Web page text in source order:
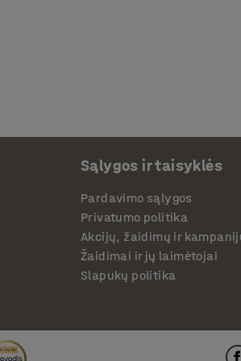
Sąlygos ir taisyklės
Pardavimo sąlygos
Privatumo politika
Akcijų, žaidimų ir
Žaidimai ir jų laimėtojai
Slapukų politika